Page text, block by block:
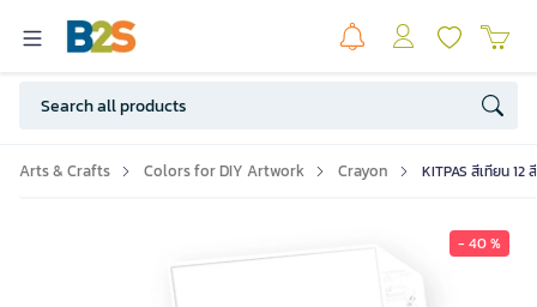
Arts & Crafts Colors for DIY Artwork Crayon KITPAS สีเทียน 12
- 40 %